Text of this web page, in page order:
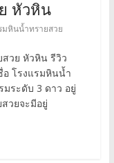
หัวหิน
มหินน้ำทรายสวย
วย หัวหิน รีวิว
โรงแรมหินน้ำ
มระดับ 3 ดาว อยู่
วยจะมีอยู่